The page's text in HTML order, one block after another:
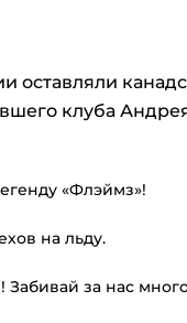
оставляли
клуба
«Флэймз»!
на льду.
за нас